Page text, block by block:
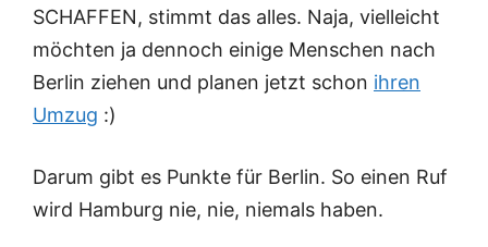
SCHAFFEN, stimmt das alles. Naja, vielleicht
möchten ja dennoch einige Menschen nach
Berlin ziehen und planen jetzt schon ihren
Umzug :)
Darum gibt es Punkte für Berlin. So einen Ruf
wird Hamburg nie, nie, niemals haben.